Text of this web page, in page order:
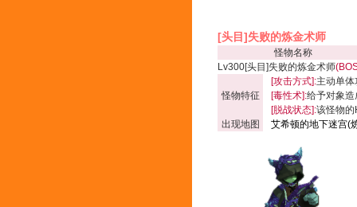
[头目]失败的炼金术师
怪物名称
Lv300[头目]失败的炼金术师
怪物特征
[攻击方式]:主动单体
[毒性术]:给予对象
[脱战状态]:该怪物
出现地图
艾希顿的地下迷宫(